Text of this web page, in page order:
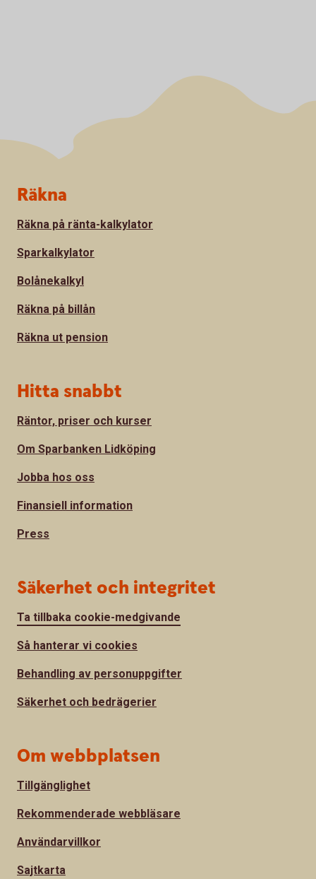
Sidfot
Räkna
Räkna på ränta-kalkylator
Sparkalkylator
Bolånekalkyl
Räkna på billån
Räkna ut pension
Hitta snabbt
Räntor, priser och kurser
Om Sparbanken Lidköping
Jobba hos oss
Finansiell information
Press
Säkerhet och integritet
Ta tillbaka cookie-medgivande
Så hanterar vi cookies
Behandling av personuppgifter
Säkerhet och bedrägerier
Om webbplatsen
Tillgänglighet
Rekommenderade webbläsare
Användarvillkor
Sajtkarta